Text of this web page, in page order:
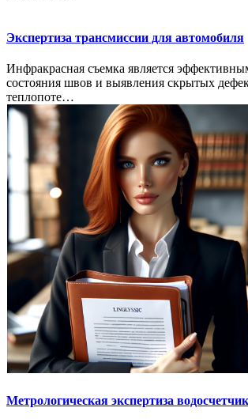
Экспертиза трансмиссии для автомобиля
Инфракрасная съемка является
состояния швов и выявления скрытых
теплопоте…
Метрологическая экспертиза